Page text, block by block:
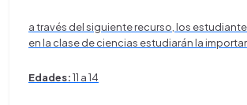
a través del siguiente recurso, los
en la clase de ciencias estudiarán la
Edades:11 a 14